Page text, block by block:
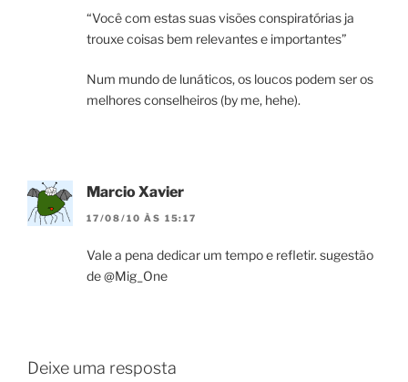
“Você com estas suas visões conspiratórias ja
trouxe coisas bem relevantes e importantes”
Num mundo de lunáticos, os loucos podem ser os
melhores conselheiros (by me, hehe).
Marcio Xavier
17/08/10 ÀS 15:17
Vale a pena dedicar um tempo e refletir. sugestão
de @Mig_One
Deixe uma resposta